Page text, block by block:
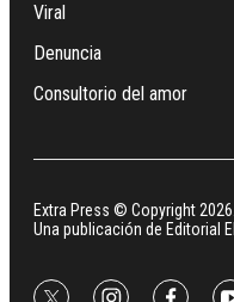
Viral
Denuncia
Consultorio del amor
Extra Press © Copyright
Una publicación de Editorial El